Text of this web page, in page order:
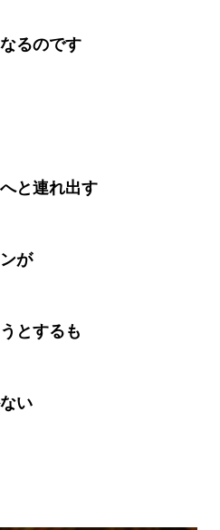
るのです
と連れ出す
が
とするも
い